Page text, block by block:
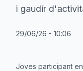
i gaudir
29/06/26 - 10:06
Joves participant